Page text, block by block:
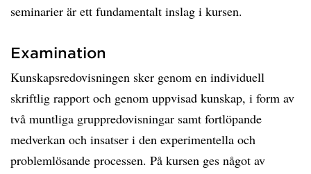
seminarier är ett fundamentalt inslag i kursen.
Examination
Kunskapsredovisningen sker genom en individuell
skriftlig rapport och genom uppvisad kunskap, i form av
två muntliga gruppredovisningar samt fortlöpande
medverkan och insatser i den experimentella och
problemlösande processen. På kursen ges något av